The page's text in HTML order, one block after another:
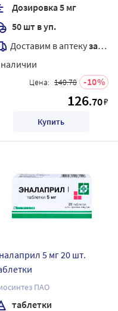
Дозировка 5 мг
50 шт в уп.
Доставим в аптекузавтра
Цена: 140.78 10
126.70₽
Купить
5 мг 20 шт.
ПАО
таблетки